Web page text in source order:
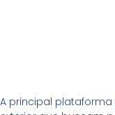
A principal plataforma